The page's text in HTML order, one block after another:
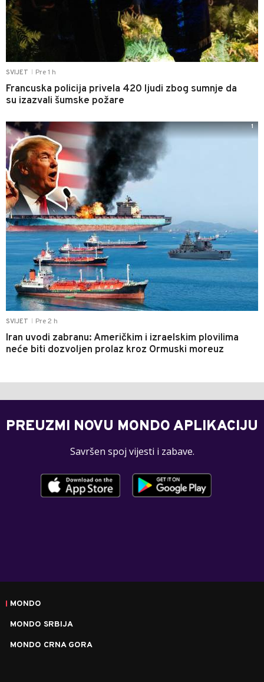
SVIJET Pre 1 h
Francuska policija privela 420 ljudi zbog sumnje da
su izazvali šumske požare
SVIJET Pre 2 h
Iran uvodi zabranu: Američkim i izraelskim plovilima
neće biti dozvoljen prolaz kroz Ormuski moreuz
1
PREUZMI NOVU MONDO APLIKACIJU
Savršen spoj vijesti i zabave.
MONDO
MONDO SRBIJA
MONDO CRNA GORA